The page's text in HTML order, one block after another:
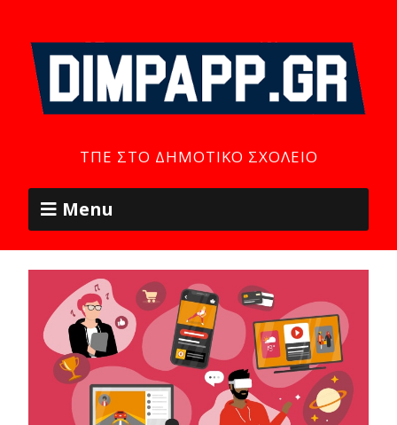
ΤΠΕ ΣΤΟ ΔΗΜΟΤΙΚΌ ΣΧΟΛΕΊΟ
Menu